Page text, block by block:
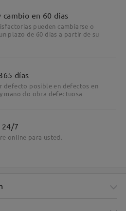
Detalles
cambio en 60 días
pueden cambiarse o
plazo de 60 días a partir de su
días
defecto posible en defectos en
mano do obra defectuosa
24/7
online para usted.